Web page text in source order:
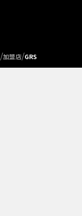
/加盟店/GRS